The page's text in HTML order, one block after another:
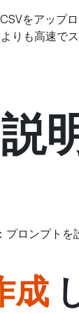
をアップ
りも高速でス
ロンプト
成